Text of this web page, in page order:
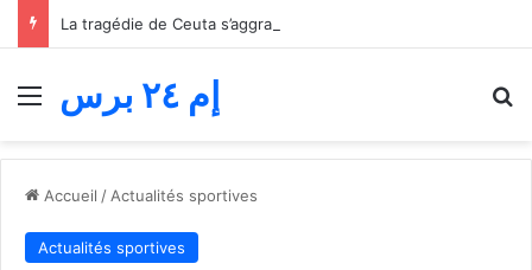
Menu إم ٢٤ برس
Accueil / Actualités sportives
Actualités sportives